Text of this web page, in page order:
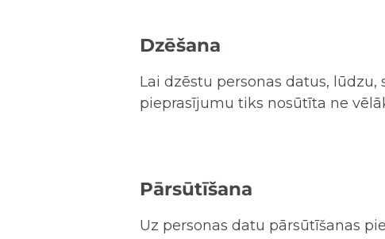
Dzēšana
Lai dzēstu personas datus,
pieprasījumu tiks nosūtīta ne
Pārsūtīšana
Uz personas datu pārsūtīšanas